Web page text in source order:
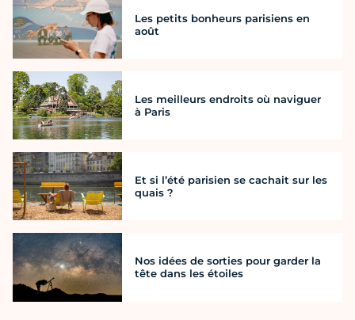
Les petits bonheurs parisiens en
août
Les meilleurs endroits où naviguer
à Paris
Et si l’été parisien se cachait sur les
quais ?
Nos idées de sorties pour garder la
tête dans les étoiles